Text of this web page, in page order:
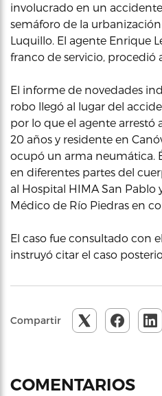
involucrado en un
semáforo de la
Luquillo. El agente Enrique
franco de servicio, procedió
El informe de novedades
robo llegó al lugar del
por lo que el agente arrestó
20 años y residente en
ocupó un arma neumática.
en diferentes partes del
al Hospital HIMA San Pablo
Médico de Río Piedras en
El caso fue consultado con
instruyó citar el caso
Compartir
COMENTARIOS